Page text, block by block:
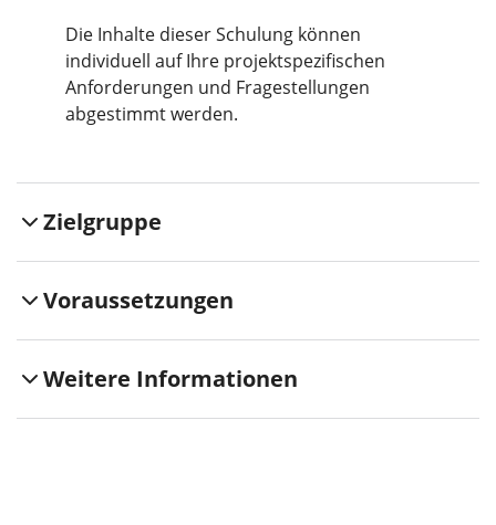
Die Inhalte dieser Schulung können
individuell auf Ihre projektspezifischen
Anforderungen und Fragestellungen
abgestimmt werden.
Zielgruppe
Voraussetzungen
Weitere Informationen